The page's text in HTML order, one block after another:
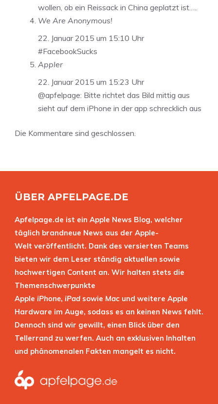
wollen, ob ein Reissack in China geplatzt ist…..
We Are Anonymous!
22. Januar 2015 um 15:10 Uhr
#FacebookSucks
Appler
22. Januar 2015 um 15:23 Uhr
@apfelpage: Bitte richtet das Bild mittig aus
sieht auf dem iPhone in der app schrecklich aus
Die Kommentare sind geschlossen.
ÜBER APFELPAGE.DE
Apfelpage.de ist ein Apple News Blog, welcher
täglich brandneue News aus der Apple-
Welt veröffentlicht. Dank des versierten Teams
bieten wir dem Leser ständig aktuellen sowie
hochwertigen Content an. Wir halten stets die
Themenschwerpunkte
Apple iPhone, iPad sowie Mac und weitere Apple
Hardware im Auge, sodass es an keinen News fehlt.
Dennoch sind wir gewillt, einen Blick über den
Tellerrand zu werfen. Auch an exklusiven Inhalten
und phänomenalen Fakten mangelt es nicht.